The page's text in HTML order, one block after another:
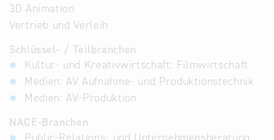
3D Animation
Vertrieb und Verleih
Schlüssel- / Teilbranchen
Kultur- und Kreativwirtschaft: Filmwirtschaft
Medien: AV Aufnahme- und Produktionstechnik
Medien: AV-Produktion
NACE-Branchen